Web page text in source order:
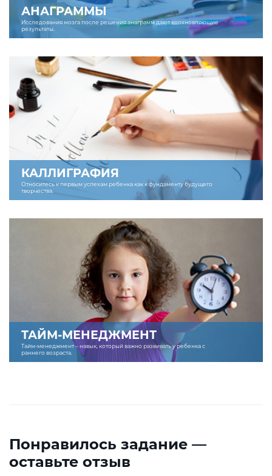
АНАГРАММЫ
Исследования мозга после решения анаграмм дают вдохновляющие
результаты.
КАЛЛИГРАФИЯ
Относитесь к первым успехам ребенка как к фундаменту будущего
творчества.
ТАЙМ-МЕНЕДЖМЕНТ
Тайм-менеджмент – навык, который важно развивать у ребенка с
раннего возраста.
Понравилось задание —
оставьте отзыв